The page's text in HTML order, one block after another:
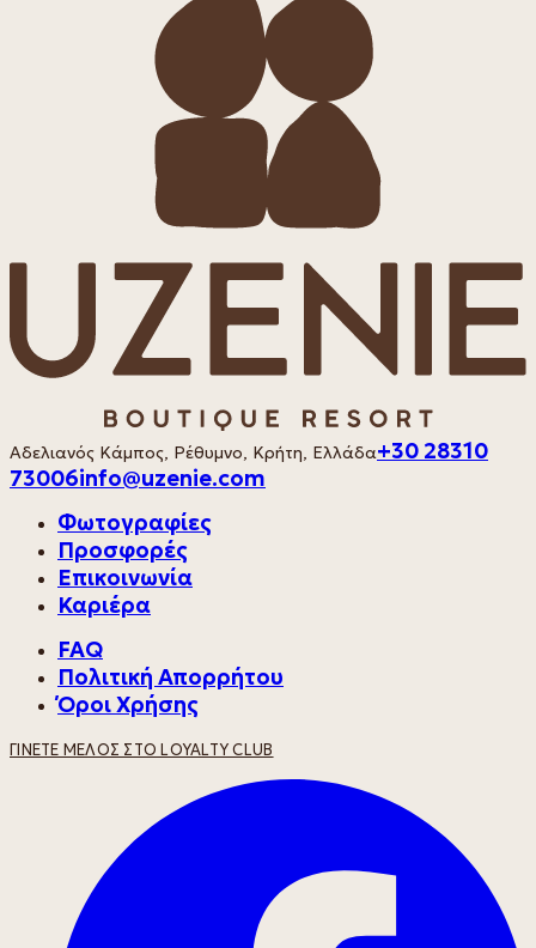
Αδελιανός Κάμπος, Ρέθυμνο, Κρήτη, Ελλάδα+30 28310
73006info@uzenie.com
Φωτογραφίες
Προσφορές
Επικοινωνία
Καριέρα
FAQ
Πολιτική Απορρήτου
Όροι Χρήσης
ΓΊΝΕΤΕ ΜΈΛΟΣ ΣΤΟ LOYALTY CLUB